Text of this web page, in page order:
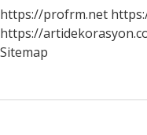
https://profrm.net
https://
Sitemap